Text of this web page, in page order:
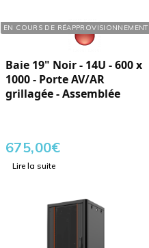
EN COURS DE RÉAPPROVISIONNEMENT
Réf. : 760142
Baie 19" Noir - 14U - 600 x
1000 - Porte AV/AR
grillagée - Assemblée
675,00€
Lire la suite